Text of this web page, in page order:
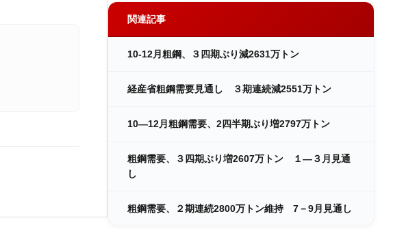
関連記事
10-12月粗鋼、３四期ぶり減2631万トン
経産省粗鋼需要見通し ３期連続減2551万トン
10―12月粗鋼需要、2四半期ぶり増2797万トン
粗鋼需要、３四期ぶり増2607万トン １―３月見通
し
粗鋼需要、２期連続2800万トン維持 7－9月見通し